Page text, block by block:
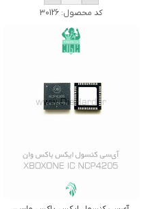
کد محصول: 30126